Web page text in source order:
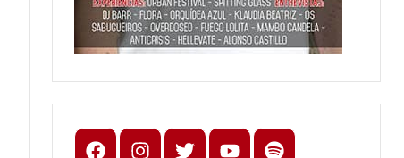
FacebookInstagram
X youtubespotify